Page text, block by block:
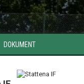
DOKUMENT